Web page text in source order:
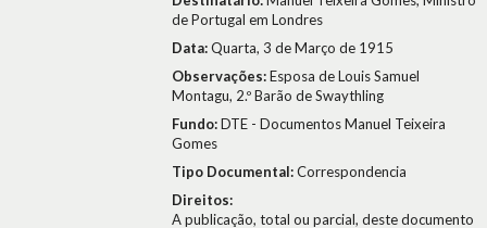
de Portugal em Londres
Data:Quarta, 3 de Março de 1915
Observações:Esposa de Louis Samuel
Montagu, 2.º Barão de Swaythling
Fundo:DTE - Documentos Manuel Teixeira
Gomes
Tipo Documental:Correspondencia
Direitos:
A publicação, total ou parcial, deste documento